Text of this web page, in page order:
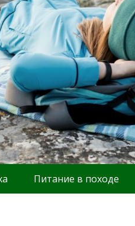
Питание в походе